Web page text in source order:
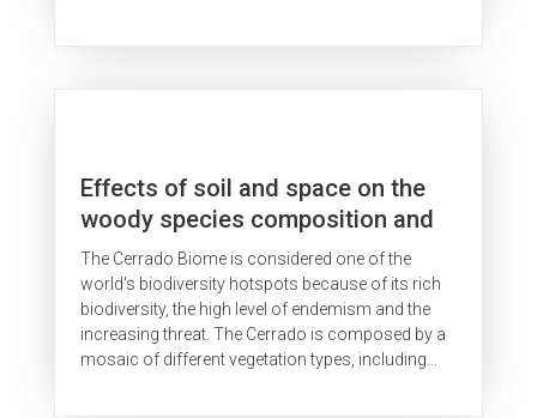
Effects of soil and space on the
woody species composition and
vegetation structure of three
Cerrado phytophysiognomies in
the Cerrado-Amazon transition
The Cerrado Biome is considered one of the
world's biodiversity hotspots because of its rich
biodiversity, the high level of endemism and the
increasing threat. The Cerrado is composed by a
mosaic of different vegetation types, including